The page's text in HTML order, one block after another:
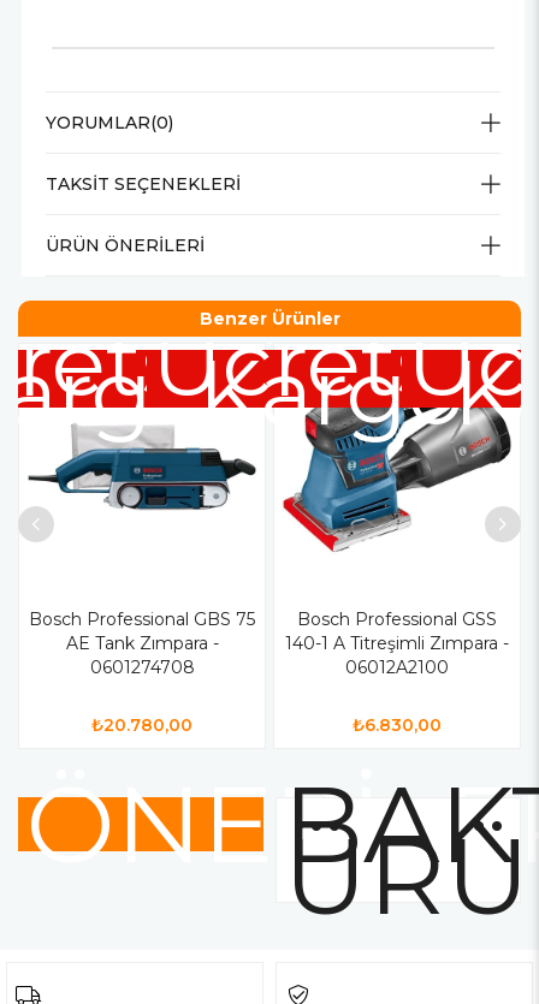
YORUMLAR(0)
TAKSIT SEÇENEKLERI
ÜRÜN ÖNERILERI
Benzer Ürünler
Bosch Professional GBS 75
AE Tank Zımpara -
0601274708
₺20.780,00
Bosch Professional GSS
140-1 A Titreşimli Zımpara -
06012A2100
₺6.830,00
Ücretsiz
Kargo